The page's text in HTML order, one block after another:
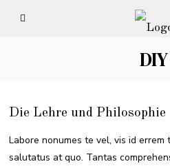
DIY
Die Lehre und Philosophie
Labore nonumes te vel, vis id
salutatus at quo. Tantas